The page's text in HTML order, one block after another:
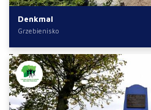
Denkmal
Grzebienisko